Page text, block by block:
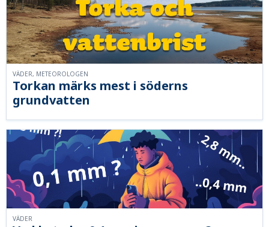
Torkan märks mest i söderns
grundvatten
VÄDER, METEOROLOGEN
VÄDER